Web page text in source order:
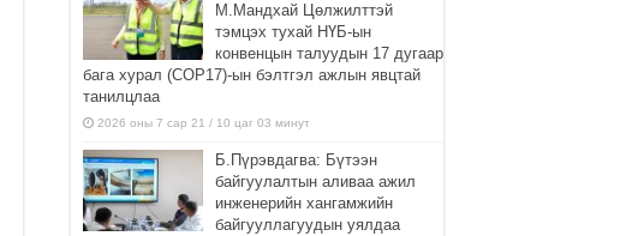
М.Мандхай Цөлжилттэй
тэмцэх тухай НҮБ-ын
конвенцын талуудын 17 дугаар
бага хурал (СОР17)-ын бэлтгэл ажлын явцтай
танилцлаа
2026 оны 7 сар 21 / 10 цаг 03 минут
Б.Пүрэвдагва: Бүтээн
байгуулалтын аливаа ажил
инженерийн хангамжийн
байгууллагуудын уялдаа